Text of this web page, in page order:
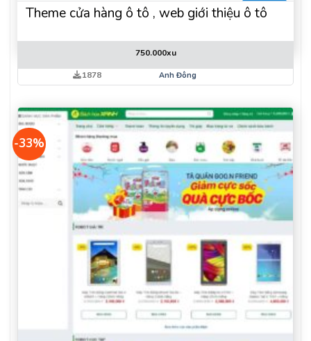
Theme cửa hàng ô tô , web giới thiệu ô tô
750.000xu
1878
Anh Đông
-33%